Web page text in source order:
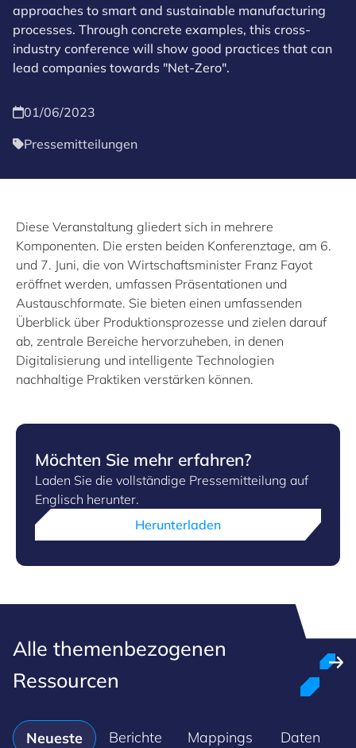
approaches to smart and sustainable manufacturing
processes. Through concrete examples, this cross-
industry conference will show good practices that can
lead companies towards "Net-Zero".
01/06/2023
Pressemitteilungen
Diese Veranstaltung gliedert sich in mehrere
Komponenten. Die ersten beiden Konferenztage, am 6.
und 7. Juni, die von Wirtschaftsminister Franz Fayot
eröffnet werden, umfassen Präsentationen und
Austauschformate. Sie bieten einen umfassenden
Überblick über Produktionsprozesse und zielen darauf
ab, zentrale Bereiche hervorzuheben, in denen
Digitalisierung und intelligente Technologien
nachhaltige Praktiken verstärken können.
Möchten Sie mehr erfahren?
Laden Sie die vollständige Pressemitteilung auf
Englisch herunter.
Herunterladen
Alle themenbezogenen
Ressourcen
Neueste Berichte Mappings
Daten